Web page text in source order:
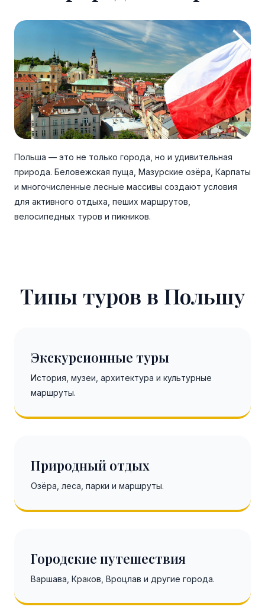
Польша — это не только города, но и удивительная
природа. Беловежская пуща, Мазурские озёра, Карпаты
и многочисленные лесные массивы создают условия
для активного отдыха, пеших маршрутов,
велосипедных туров и пикников.
Типы туров в Польшу
Экскурсионные туры
История, музеи, архитектура и культурные
маршруты.
Природный отдых
Озёра, леса, парки и маршруты.
Городские путешествия
Варшава, Краков, Вроцлав и другие города.